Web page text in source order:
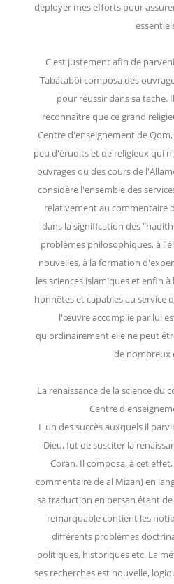
déployer mes efforts pour
C'est justement afin de
Tabâtabôi composa des
pour réussir dans sa tache.
reconnaître que ce grand
Centre d'enseignement de
peu d'érudits et de religieux qui
ouvrages ou des cours de
considère l'ensemble des
relativement au commentaire
dans la signiflcation des
problèmes philosophiques, à
nouvelles, à la formation
les sciences islamiques et enfin
honnêtes et capables au service
l'œuvre accomplie par lui
qu'ordinairement elle ne peut
de nombreux
La renaissance de la science du
Centre
L un des succès auxquels il
Dieu, fut de susciter la
Coran. Il composa, à cet
commentaire de al Mizan) en
sa traduction en persan étant
remarquable contient les
différents problèmes
politiques, historiques etc. La
ses recherches est nouvelle,